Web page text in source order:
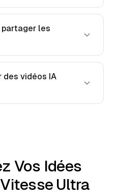
les
des vidéos IA
Vos Idées
Ultra